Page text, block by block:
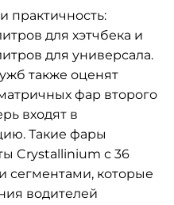
практичность:
для хэтчбека и
для универсала.
также оценят
фар второго
входят в
Такие фары
Crystallinium с 36
которые
водителей